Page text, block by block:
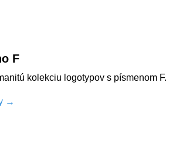
F
kolekciu logotypov s písmenom F.
→